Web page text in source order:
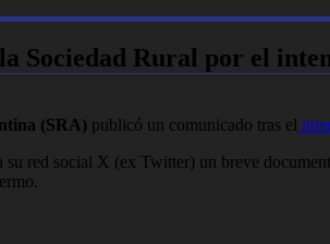
Sociedad Rural por el
(SRA) publicó un comunicado tras el
red social X (ex Twitter) un breve